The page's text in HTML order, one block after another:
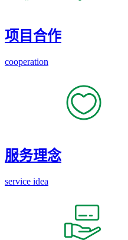
项目合作
cooperation
服务理念
service idea